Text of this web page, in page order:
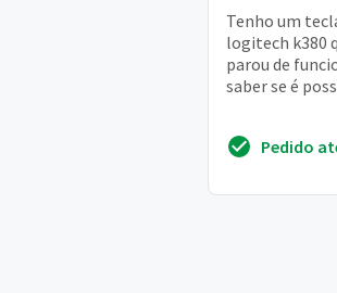
Tenho um
logitech k380
parou de
saber se é
Pedido